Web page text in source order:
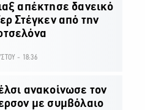
απέκτησε δανεικό
Στέγκεν από την
- 18:36
ανακοίνωσε τον
με συμβόλαιο